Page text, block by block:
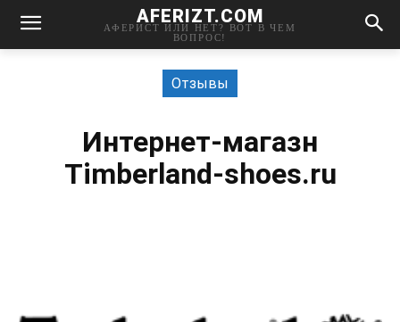
AFERIZT.COM
АФЕРИСТ ИЛИ НЕТ? ВОТ В ЧЕМ
ВОПРОС!
Отзывы
Интернет-магазн
Timberland-shoes.ru